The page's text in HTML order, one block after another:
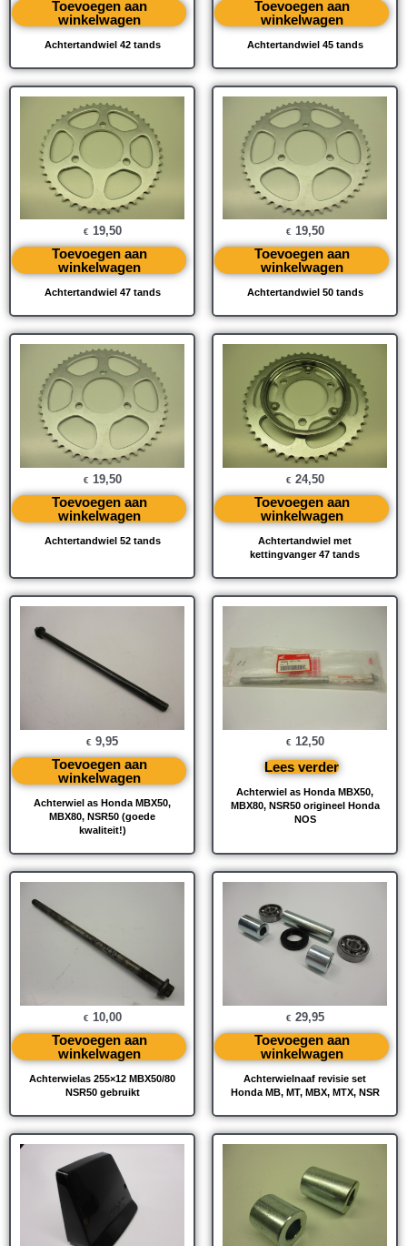
Achtertandwiel 42 tands
Toevoegen aan
winkelwagen
Achtertandwiel 45 tands
Toevoegen aan
winkelwagen
Achtertandwiel 47 tands
€ 19,50
Toevoegen aan
winkelwagen
Achtertandwiel 50 tands
€ 19,50
Toevoegen aan
winkelwagen
Achtertandwiel 52 tands
€ 19,50
Toevoegen aan
winkelwagen
Achtertandwiel met
kettingvanger 47 tands
€ 24,50
Toevoegen aan
winkelwagen
Achterwiel as Honda MBX50,
MBX80, NSR50 (goede
kwaliteit!)
€ 9,95
Toevoegen aan
winkelwagen
Achterwiel as Honda MBX50,
MBX80, NSR50 origineel Honda
NOS
€ 12,50
Lees verder
Achterwielas 255×12 MBX50/80
NSR50 gebruikt
€ 10,00
Toevoegen aan
winkelwagen
Achterwielnaaf revisie set
Honda MB, MT, MBX, MTX, NSR
€ 29,95
Toevoegen aan
winkelwagen